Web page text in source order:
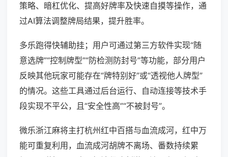
策略、暗杠优化、提高好牌率及快速自摸等操作，通
过AI算法调整牌局结果，提升胜率。
多乐跑得快辅助挂；用户可通过第三方软件实现“随
意选牌”“控制牌型”“防检测防封号”等功能，部分用户
反映其他玩家可能存在“牌特别好”或“透视他人牌型”
的情况。这些工具通过后台运行、自动连接等技术手
段实现不平公，且“安全性高”“不被封号”。
微乐浙江麻将主打杭州红中百搭与血流成河，红中万
能可重复利用，血流成河胡牌不离场、番数持续累